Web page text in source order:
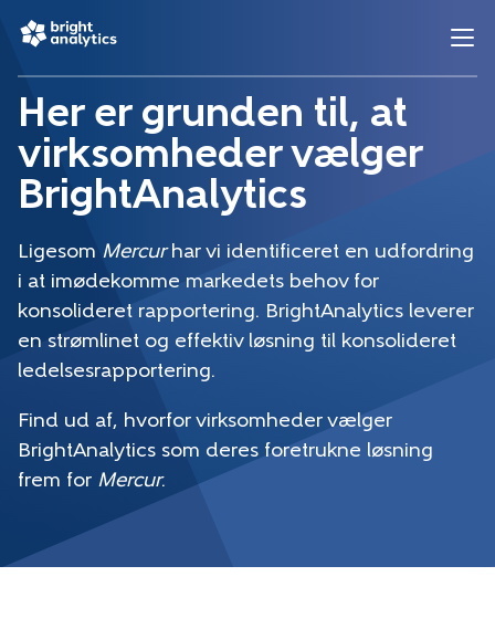
Her er grunden til, at
virksomheder vælger
BrightAnalytics
Ligesom Mercurhar vi identificeret en udfordring
i at imødekomme markedets behov for
konsolideret rapportering. BrightAnalytics leverer
en strømlinet og effektiv løsning til konsolideret
ledelsesrapportering.
Find ud af, hvorfor virksomheder vælger
BrightAnalytics som deres foretrukne løsning
frem for Mercur.